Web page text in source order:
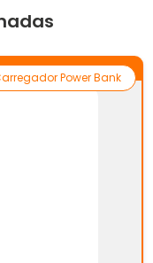
Power Bank